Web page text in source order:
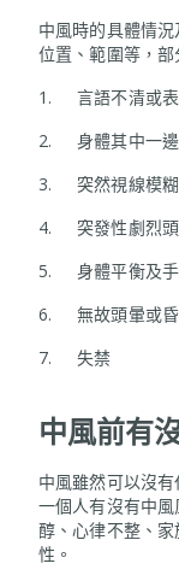
中風時的具體情
位置、範圍等，部
1. 言語不清或表
2. 身體其中一邊
3. 突然視線模糊
4. 突發性劇烈
5. 身體平衡及手
6. 無故頭暈或昏
7. 失禁
中風前有
中風雖然可以沒
一個人有沒有中
醇、心律不整、
性。